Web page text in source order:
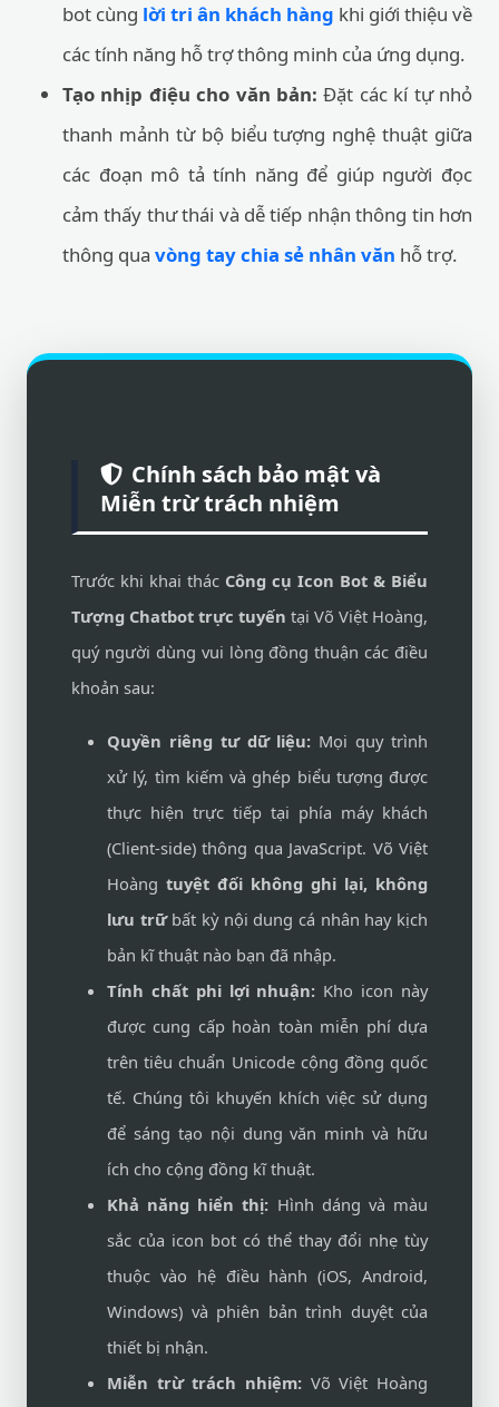
bot cùng lời tri ân khách hàng khi giới thiệu về
các tính năng hỗ trợ thông minh của ứng dụng.
Tạo nhịp điệu cho văn bản: Đặt các kí tự nhỏ
thanh mảnh từ bộ biểu tượng nghệ thuật giữa
các đoạn mô tả tính năng để giúp người đọc
cảm thấy thư thái và dễ tiếp nhận thông tin hơn
thông qua vòng tay chia sẻ nhân văn hỗ trợ.
Chính sách bảo mật và
Miễn trừ trách nhiệm
Trước khi khai thác Công cụ Icon Bot & Biểu
Tượng Chatbot trực tuyến tại Võ Việt Hoàng,
quý người dùng vui lòng đồng thuận các điều
khoản sau:
Quyền riêng tư dữ liệu: Mọi quy trình
xử lý, tìm kiếm và ghép biểu tượng được
thực hiện trực tiếp tại phía máy khách
(Client-side) thông qua JavaScript. Võ Việt
Hoàng tuyệt đối không ghi lại, không
lưu trữbất kỳ nội dung cá nhân hay kịch
bản kĩ thuật nào bạn đã nhập.
Tính chất phi lợi nhuận: Kho icon này
được cung cấp hoàn toàn miễn phí dựa
trên tiêu chuẩn Unicode cộng đồng quốc
tế. Chúng tôi khuyến khích việc sử dụng
để sáng tạo nội dung văn minh và hữu
ích cho cộng đồng kĩ thuật.
Khả năng hiển thị: Hình dáng và màu
sắc của icon bot có thể thay đổi nhẹ tùy
thuộc vào hệ điều hành (iOS, Android,
Windows) và phiên bản trình duyệt của
thiết bị nhận.
Miễn trừ trách nhiệm: Võ Việt Hoàng